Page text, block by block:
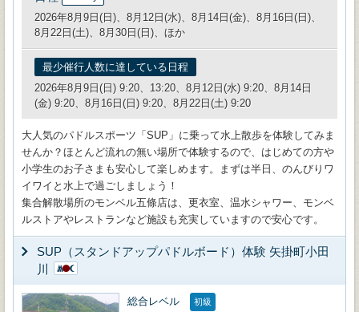
2026年8月9日(日)、8月12日(水)、8月14日(金)、8月16日(日)、
8月22日(土)、8月30日(日)、ほか
最少催行人数に達している日程
2026年8月9日(日) 9:20、13:20、8月12日(水) 9:20、8月14日
(金) 9:20、8月16日(日) 9:20、8月22日(土) 9:20
大人気のパドルスポーツ「SUP」に乗って水上散歩を体験してみま
せんか？ほとんど流れの無い場所で体験するので、はじめての方や
小学生のお子さまも安心して楽しめます。まずは半日、のんびりワ
イワイと水上で過ごしましょう！
集合解散場所のモンベル五條店は、更衣室、温水シャワー、モンベ
ルストアやレストランなど施設も充実していますので安心です。
SUP（スタンドアップパドルボード）体験 矢掛町小田
川
総合レベル 初級